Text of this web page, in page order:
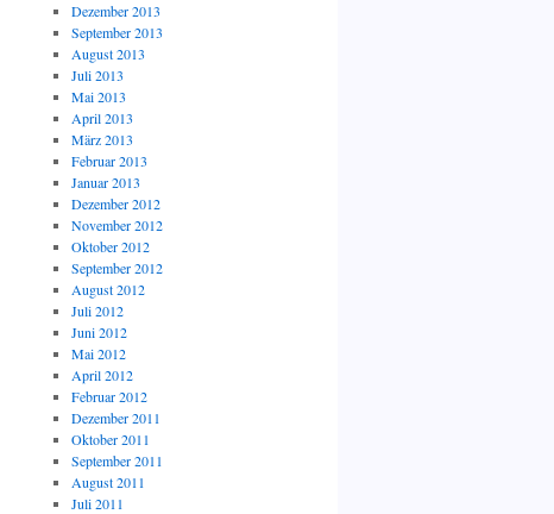
Dezember 2013
September 2013
August 2013
Juli 2013
Mai 2013
April 2013
März 2013
Februar 2013
Januar 2013
Dezember 2012
November 2012
Oktober 2012
September 2012
August 2012
Juli 2012
Juni 2012
Mai 2012
April 2012
Februar 2012
Dezember 2011
Oktober 2011
September 2011
August 2011
Juli 2011